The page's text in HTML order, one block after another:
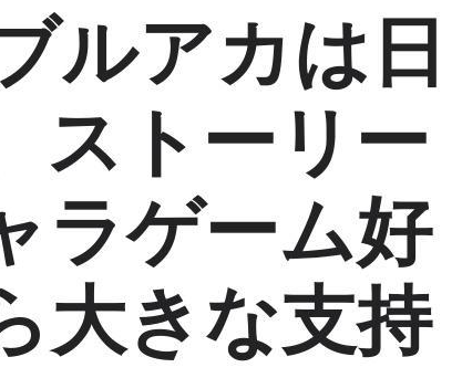
ルアカは日
ストーリー
ラゲーム好
大きな支持